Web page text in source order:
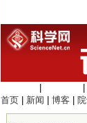
首页
新闻 博客